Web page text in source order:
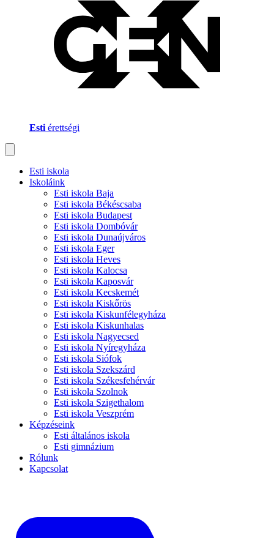
Esti érettségi
Esti iskola
Iskoláink
Esti iskola Baja
Esti iskola Békéscsaba
Esti iskola Budapest
Esti iskola Dombóvár
Esti iskola Dunaújváros
Esti iskola Eger
Esti iskola Heves
Esti iskola Kalocsa
Esti iskola Kaposvár
Esti iskola Kecskemét
Esti iskola Kiskőrös
Esti iskola Kiskunfélegyháza
Esti iskola Kiskunhalas
Esti iskola Nagyecsed
Esti iskola Nyíregyháza
Esti iskola Siófok
Esti iskola Szekszárd
Esti iskola Székesfehérvár
Esti iskola Szolnok
Esti iskola Szigethalom
Esti iskola Veszprém
Képzéseink
Esti általános iskola
Esti gimnázium
Rólunk
Kapcsolat